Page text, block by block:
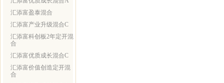
汇添富盈泰混合
汇添富产业升级混合C
汇添富科创板2年定开混
合
汇添富优质成长混合C
汇添富价值创造定开混
合